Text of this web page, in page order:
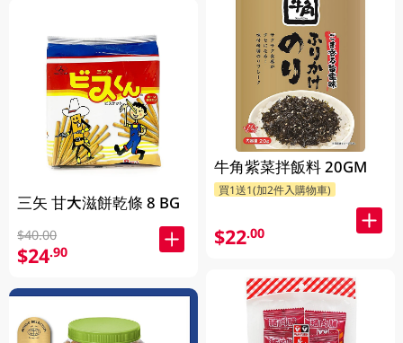
三矢 甘大滋餅乾條 8 BG
$40.00
$24.90
牛角紫菜拌飯料 20GM
買1送1(加2件入購物車)
$22.00